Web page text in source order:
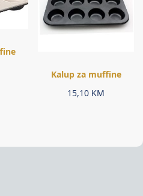
Kalup za muffine
15,10 KM